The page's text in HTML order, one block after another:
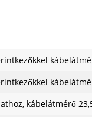
kábelátmérő